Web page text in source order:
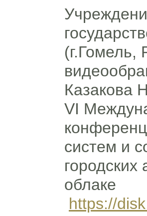
(г.Гомель,
Казакова
VI
систем и
облаке
https://